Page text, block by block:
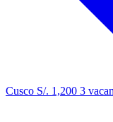
Cusco S/. 1,200 3